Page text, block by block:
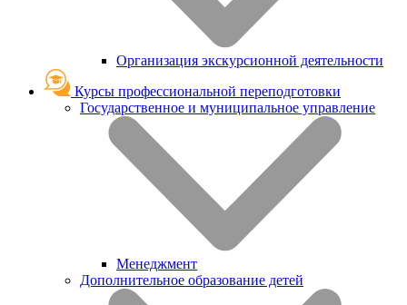
Организация экскурсионной деятельности
Курсы профессиональной переподготовки
Государственное и муниципальное управление
Менеджмент
Дополнительное образование детей